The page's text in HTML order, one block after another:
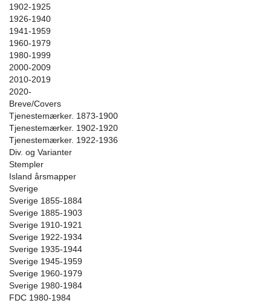
1902-1925
1926-1940
1941-1959
1960-1979
1980-1999
2000-2009
2010-2019
2020-
Breve/Covers
Tjenestemærker. 1873-1900
Tjenestemærker. 1902-1920
Tjenestemærker. 1922-1936
Div. og Varianter
Stempler
Island årsmapper
Sverige
Sverige 1855-1884
Sverige 1885-1903
Sverige 1910-1921
Sverige 1922-1934
Sverige 1935-1944
Sverige 1945-1959
Sverige 1960-1979
Sverige 1980-1984
FDC 1980-1984